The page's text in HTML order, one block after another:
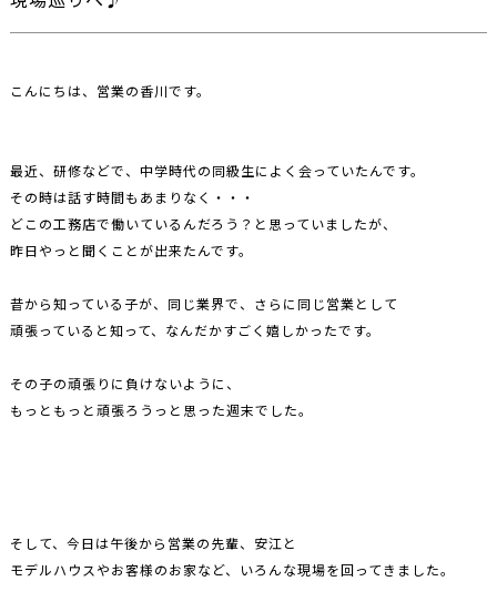
こんにちは、営業の香川です。
最近、研修などで、中学時代の同級生によく会っていたんです。
その時は話す時間もあまりなく・・・
どこの工務店で働いているんだろう？と思っていましたが、
昨日やっと聞くことが出来たんです。
昔から知っている子が、同じ業界で、さらに同じ営業として
頑張っていると知って、なんだかすごく嬉しかったです。
その子の頑張りに負けないように、
もっともっと頑張ろうっと思った週末でした。
そして、今日は午後から営業の先輩、安江と
モデルハウスやお客様のお家など、いろんな現場を回ってきました。